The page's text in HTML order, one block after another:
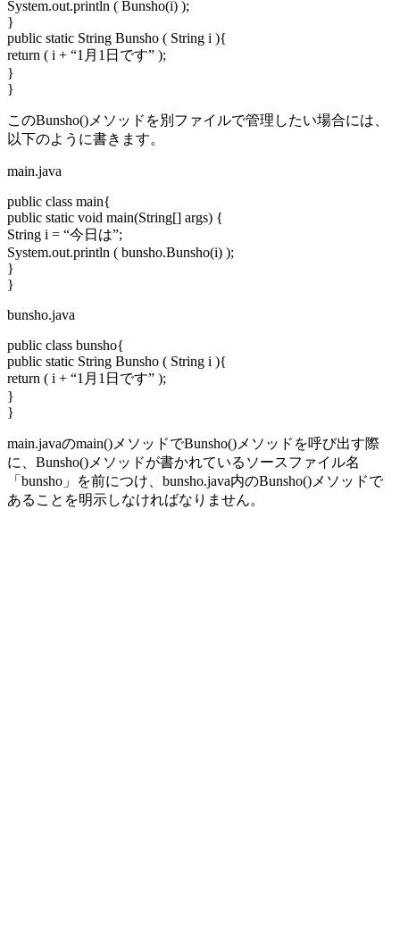
System.out.println ( Bunsho(i) );
}
public static String Bunsho ( String i ){
return ( i + “1月1日です” );
}
}
このBunsho()メソッドを別ファイルで管理したい場合には、
以下のように書きます。
main.java
public class main{
public static void main(String[] args) {
String i = “今日は”;
System.out.println ( bunsho.Bunsho(i) );
}
}
bunsho.java
public class bunsho{
public static String Bunsho ( String i ){
return ( i + “1月1日です” );
}
}
main.javaのmain()メソッドでBunsho()メソッドを呼び出す際
に、Bunsho()メソッドが書かれているソースファイル名
「bunsho」を前につけ、bunsho.java内のBunsho()メソッドで
あることを明示しなければなりません。